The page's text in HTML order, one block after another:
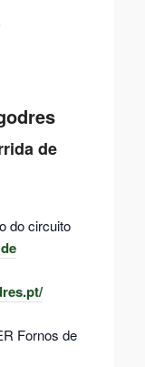
de
do circuito
Fornos de